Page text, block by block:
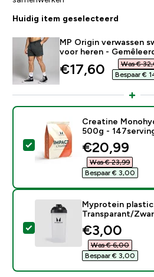
Huidig item geselecteerd
MP Origin verwassen
voor heren -
discounted
€17,60‎
Was €
Bespaar €
Selecteer dit product -
Creatine
500g -
discounted
€20,99‎
Was € 23,99‎
Bespaar € 3,00‎
Selecteer dit product -
Myprotein plastic
Transparant/
discounted
€3,00‎
Was € 6,00‎
Bespaar € 3,00‎